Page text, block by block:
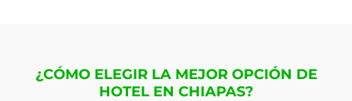
¿CÓMO ELEGIR LA MEJOR OPCIÓN DE
HOTEL EN CHIAPAS?